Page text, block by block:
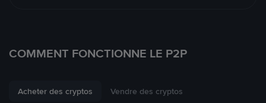
COMMENT FONCTIONNE LE P2P
Acheter des cryptos Vendre des cryptos